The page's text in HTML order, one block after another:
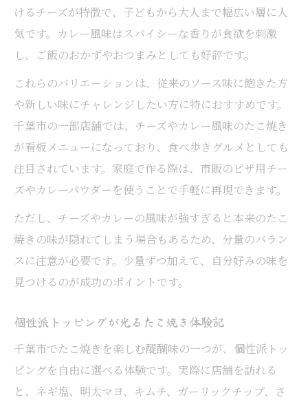
けるチーズが特徴で、子どもから大人まで幅広い層に人
気です。カレー風味はスパイシーな香りが食欲を刺激
し、ご飯のおかずやおつまみとしても好評です。
これらのバリエーションは、従来のソース味に飽きた方
や新しい味にチャレンジしたい方に特におすすめです。
千葉市の一部店舗では、チーズやカレー風味のたこ焼き
が看板メニューになっており、食べ歩きグルメとしても
注目されています。家庭で作る際は、市販のピザ用チー
ズやカレーパウダーを使うことで手軽に再現できます。
ただし、チーズやカレーの風味が強すぎると本来のたこ
焼きの味が隠れてしまう場合もあるため、分量のバラン
スに注意が必要です。少量ずつ加えて、自分好みの味を
見つけるのが成功のポイントです。
個性派トッピングが光るたこ焼き体験記
千葉市でたこ焼きを楽しむ醍醐味の一つが、個性派トッ
ピングを自由に選べる体験です。実際に店舗を訪れる
と、ネギ塩、明太マヨ、キムチ、ガーリックチップ、さ